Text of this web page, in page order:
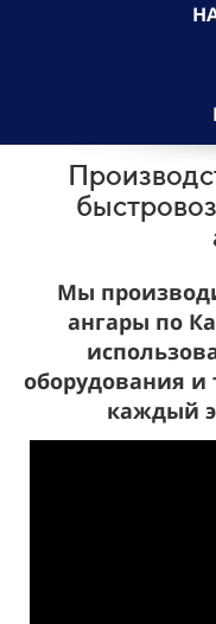
Мы
ангары по
оборудования
каждый